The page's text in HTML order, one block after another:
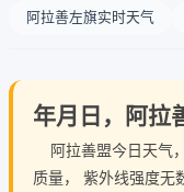
阿拉善左旗实时天气
年月日，阿拉
阿拉善盟今日天气
质量， 紫外线强度